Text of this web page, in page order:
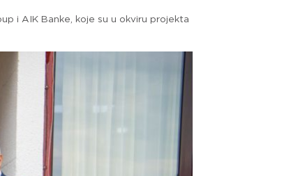
i AIK Banke, koje su u okviru projekta